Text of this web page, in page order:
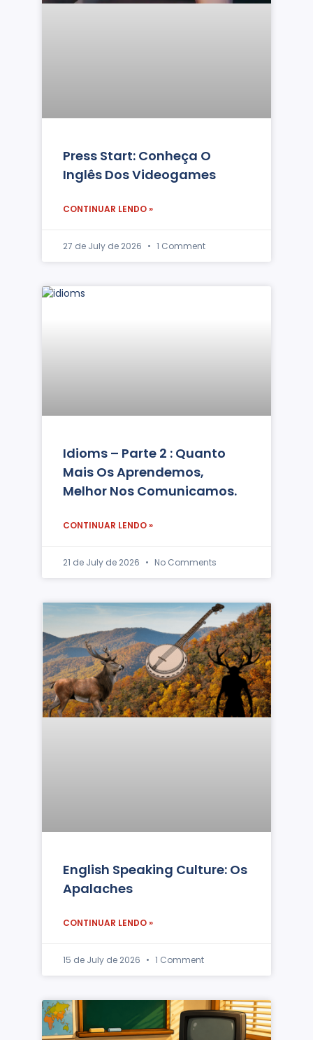
Press Start: Conheça O
Inglês Dos Videogames
CONTINUAR LENDO »
27 de July de 2026 1 Comment
Idioms – Parte 2 : Quanto
Mais Os Aprendemos,
Melhor Nos Comunicamos.
CONTINUAR LENDO »
21 de July de 2026 No Comments
English Speaking Culture: Os
Apalaches
CONTINUAR LENDO »
15 de July de 2026 1 Comment